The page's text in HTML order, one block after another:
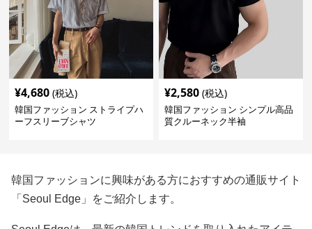
¥4,680 (税込)
韓国ファッション ストライプハ
ーフスリーブシャツ
¥2,580 (税込)
韓国ファッション シンプル高品
質クルーネック半袖
韓国ファッションに興味がある方におすすめの通販サイト
「Seoul Edge」をご紹介します。